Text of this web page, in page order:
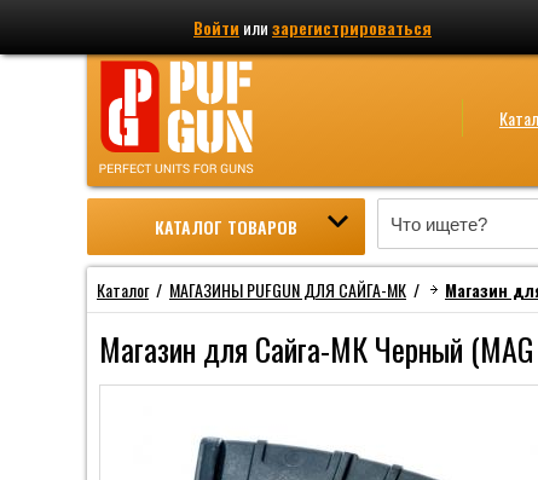
Войти илизарегистрироваться
КАТАЛОГ ТОВАРОВ
Каталог / МАГАЗИНЫ PUFGUN ДЛЯ САЙГА-МК / Магазин
Магазин для Сайга-МК Черный